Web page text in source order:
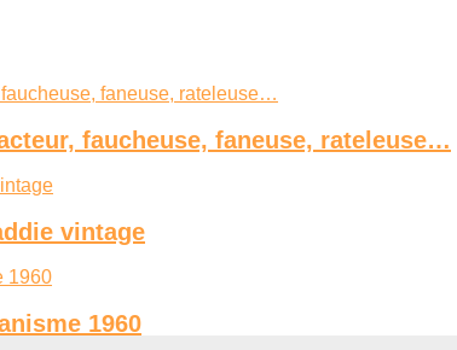
faucheuse, faneuse, rateleuse…
vintage
1960